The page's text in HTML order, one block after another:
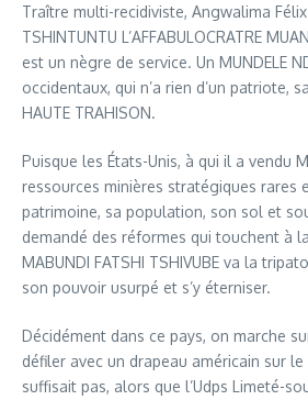
Traître multi-recidiviste, Angwalima Félix
TSHINTUNTU L’AFFABULOCRATRE
est un nègre de service. Un MUNDELE
occidentaux, qui n’a rien d’un patriote,
HAUTE TRAHISON.
Puisque les États-Unis, à qui il a vendu
ressources minières stratégiques rares
patrimoine, sa population, son sol et
demandé des réformes qui touchent à
MABUNDI FATSHI TSHIVUBE va la
son pouvoir usurpé et s’y éterniser.
Décidément dans ce pays, on marche
défiler avec un drapeau américain sur le
suffisait pas, alors que l’Udps Limeté-